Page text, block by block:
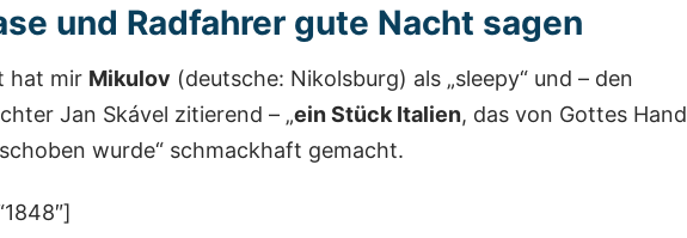
und Radfahrer gute Nacht sagen
hat mir Mikulov (deutsche: Nikolsburg) als „sleepy“ und – den
Jan Skável zitierend – „ein Stück Italien, das von Gottes Hand
wurde“ schmackhaft gemacht.